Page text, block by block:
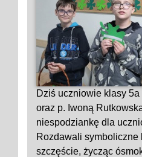
Dziś uczniowie klasy
oraz p. Iwoną
niespodziankę dla
Rozdawali symboliczne
szczęście, życząc